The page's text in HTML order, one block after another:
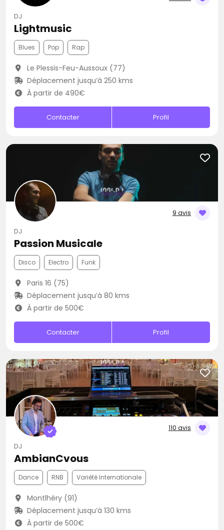
DJ
Lightmusic
Blues Pop Rap
Le Plessis-Feu-Aussoux (77)
Déplacement jusqu’à 250 kms
À partir de 490€
Contacter Profil
9 avis
DJ
Passion Musicale
Disco Electro Funk
Paris 16 (75)
Déplacement jusqu’à 80 kms
À partir de 500€
Contacter Profil
110 avis
DJ
AmbianCvous
Dance RNB Variété Internationale
Montlhéry (91)
Déplacement jusqu’à 130 kms
À partir de 500€